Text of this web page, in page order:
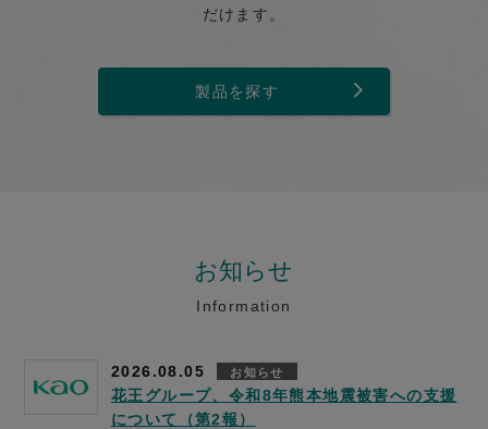
だけます。
製品を探す
お知らせ
Information
2026.08.05 お知らせ
花王グループ、令和8年熊本地震被害への支援
について（第2報）